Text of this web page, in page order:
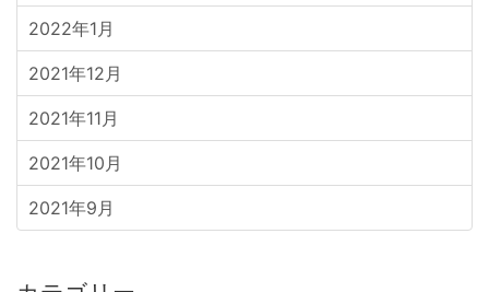
2022年1月
2021年12月
2021年11月
2021年10月
2021年9月